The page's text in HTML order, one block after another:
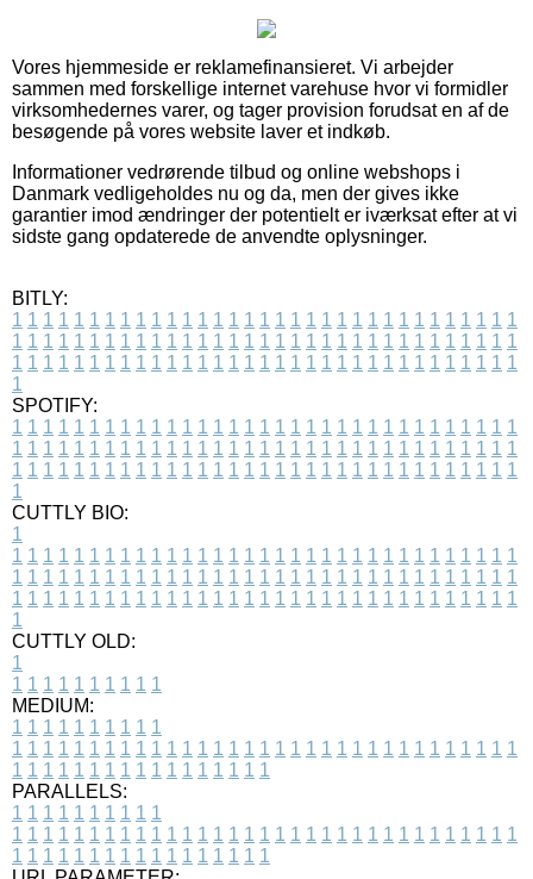
Vores hjemmeside er reklamefinansieret. Vi arbejder
sammen med forskellige internet varehuse hvor vi formidler
virksomhedernes varer, og tager provision forudsat en af de
besøgende på vores website laver et indkøb.
Informationer vedrørende tilbud og online webshops i
Danmark vedligeholdes nu og da, men der gives ikke
garantier imod ændringer der potentielt er iværksat efter at vi
sidste gang opdaterede de anvendte oplysninger.
BITLY:
1 1 1 1 1 1 1 1 1 1 1 1 1 1 1 1 1 1 1 1 1 1 1 1 1 1 1 1 1 1 1 1 1
1 1 1 1 1 1 1 1 1 1 1 1 1 1 1 1 1 1 1 1 1 1 1 1 1 1 1 1 1 1 1 1 1
1 1 1 1 1 1 1 1 1 1 1 1 1 1 1 1 1 1 1 1 1 1 1 1 1 1 1 1 1 1 1 1 1
1
SPOTIFY:
1 1 1 1 1 1 1 1 1 1 1 1 1 1 1 1 1 1 1 1 1 1 1 1 1 1 1 1 1 1 1 1 1
1 1 1 1 1 1 1 1 1 1 1 1 1 1 1 1 1 1 1 1 1 1 1 1 1 1 1 1 1 1 1 1 1
1 1 1 1 1 1 1 1 1 1 1 1 1 1 1 1 1 1 1 1 1 1 1 1 1 1 1 1 1 1 1 1 1
1
CUTTLY BIO:
1
1 1 1 1 1 1 1 1 1 1 1 1 1 1 1 1 1 1 1 1 1 1 1 1 1 1 1 1 1 1 1 1 1
1 1 1 1 1 1 1 1 1 1 1 1 1 1 1 1 1 1 1 1 1 1 1 1 1 1 1 1 1 1 1 1 1
1 1 1 1 1 1 1 1 1 1 1 1 1 1 1 1 1 1 1 1 1 1 1 1 1 1 1 1 1 1 1 1 1
1
CUTTLY OLD:
1
1 1 1 1 1 1 1 1 1 1
MEDIUM:
1 1 1 1 1 1 1 1 1 1
1 1 1 1 1 1 1 1 1 1 1 1 1 1 1 1 1 1 1 1 1 1 1 1 1 1 1 1 1 1 1 1 1
1 1 1 1 1 1 1 1 1 1 1 1 1 1 1 1 1
PARALLELS:
1 1 1 1 1 1 1 1 1 1
1 1 1 1 1 1 1 1 1 1 1 1 1 1 1 1 1 1 1 1 1 1 1 1 1 1 1 1 1 1 1 1 1
1 1 1 1 1 1 1 1 1 1 1 1 1 1 1 1 1